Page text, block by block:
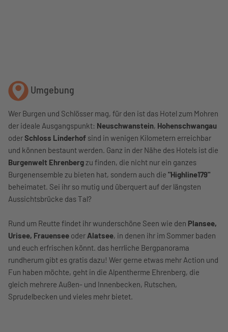
Umgebung
Wer Burgen und Schlösser mag, für den ist das Hotel zum Mohren
der ideale Ausgangspunkt: Neuschwanstein, Hohenschwangau
oderSchloss Linderhof sind in wenigen Kilometern erreichbar
und können bestaunt werden. Ganz in der Nähe des Hotels ist die
Burgenwelt Ehrenbergzu finden, die nicht nur ein ganzes
Burgenensemble zu bieten hat, sondern auch die "Highline179"
beheimatet. Sei ihr so mutig und überquert auf der längsten
Aussichtsbrücke das Tal?
Rund um Reutte findet ihr wunderschöne Seen wie den Plansee,
Urisee, Frauensee oder Alatsee, in denen ihr im Sommer baden
und euch erfrischen könnt. das herrliche Bergpanorama
rundherum gibt es gratis dazu! Wer gerne etwas mehr Action und
Fun haben möchte, geht in die Alpentherme Ehrenberg, die
gleich mehrere Außen- und Innenbecken, Rutschen,
Sprudelbecken und vieles mehr bietet.